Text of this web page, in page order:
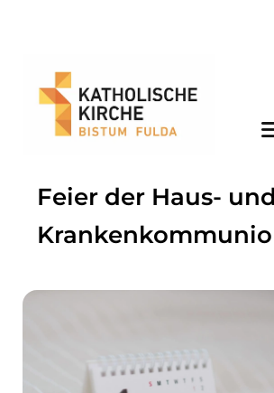
Feier der Haus- und